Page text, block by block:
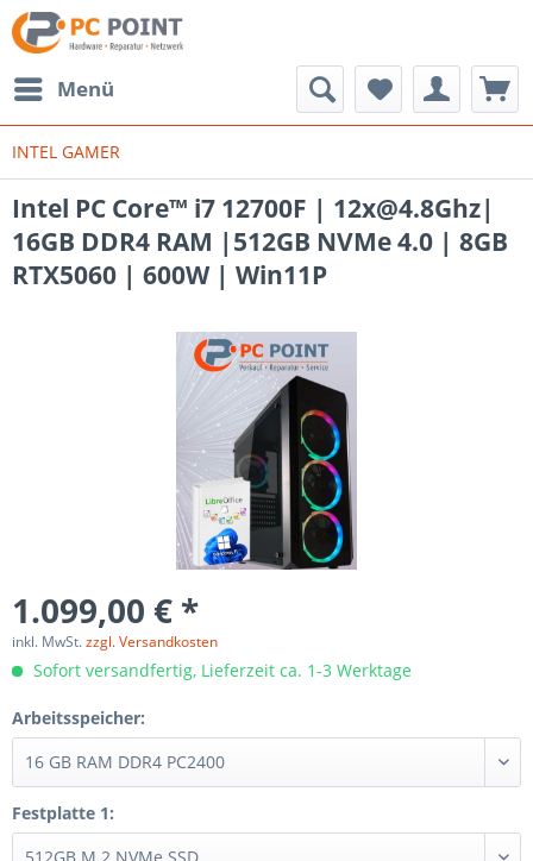
Menü
INTEL GAMER
Intel PC Core™ i7 12700F | 12x@4.8Ghz|
16GB DDR4 RAM |512GB NVMe 4.0 | 8GB
RTX5060 | 600W | Win11P
1.099,00 € *
inkl. MwSt.zzgl. Versandkosten
Sofort versandfertig, Lieferzeit ca. 1-3 Werktage
Arbeitsspeicher:
Festplatte 1: